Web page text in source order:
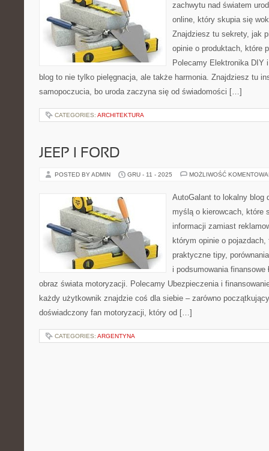
zachwytu nad światem
online, który skupia się
Znajdziesz tu sekrety, jak
opinie o produktach, które
Polecamy Elektronika DIY
blog to nie tylko pielęgnacja, ale także harmonia. Znajdziesz tu
samopoczucia, bo uroda zaczyna się od świadomości […]
CATEGORIES: ARCHITEKTURA
JEEP I FORD
POSTED BY ADMIN GRU - 11 - 2025 MOŻLIWOŚĆ
AutoGalant to lokalny blog
myślą o kierowcach, które
informacji zamiast
którym opinie o
praktyczne tipy,
i podsumowania
obraz świata motoryzacji. Polecamy Ubezpieczenia i
każdy użytkownik znajdzie coś dla siebie – zarówno
doświadczony fan motoryzacji, który od […]
CATEGORIES: ARGENTYNA